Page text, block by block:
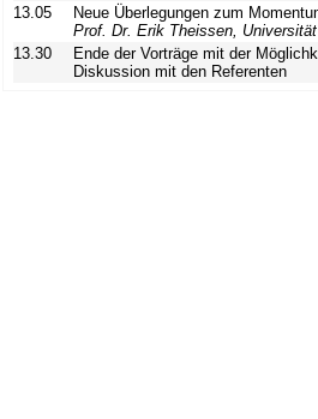
13.05
Neue Überlegungen zum
Prof. Dr. Erik Theissen,
13.30
Ende der Vorträge mit der
Diskussion mit den Referenten